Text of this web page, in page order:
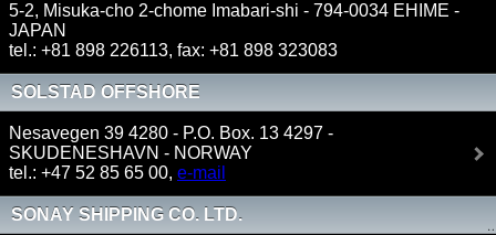
5-2, Misuka-cho 2-chome Imabari-shi - 794-0034 EHIME -
JAPAN
tel.: +81 898 226113, fax: +81 898 323083
SOLSTAD OFFSHORE
Nesavegen 39 4280 - P.O. Box. 13 4297 -
SKUDENESHAVN - NORWAY
tel.: +47 52 85 65 00, e-mail
SONAY SHIPPING CO. LTD.